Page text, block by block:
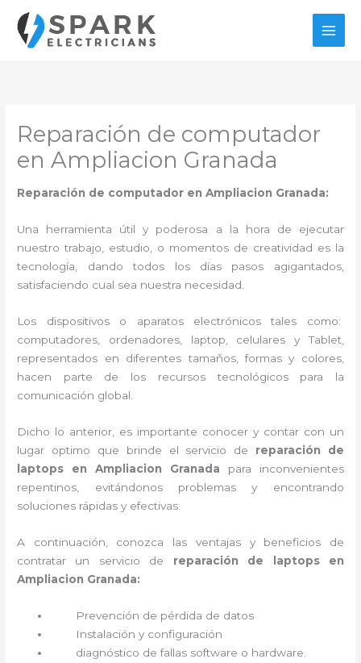
contenido
Reparación de computador
en Ampliacion Granada
Reparación de computador en Ampliacion Granada:
Una herramienta útil y poderosa a la hora de ejecutar
nuestro trabajo, estudio, o momentos de creatividad es la
tecnología, dando todos los días pasos agigantados,
satisfaciendo cual sea nuestra necesidad.
Los dispositivos o aparatos electrónicos tales como:
computadores, ordenadores, laptop, celulares y Tablet,
representados en diferentes tamaños, formas y colores,
hacen parte de los recursos tecnológicos para la
comunicación global.
Dicho lo anterior, es importante conocer y contar con un
lugar optimo que brinde el servicio de reparación de
laptops en Ampliacion Granada para inconvenientes
repentinos, evitándonos problemas y encontrando
soluciones rápidas y efectivas.
A continuación, conozca las ventajas y beneficios de
contratar un servicio de reparación de laptops en
Ampliacion Granada:
Prevención de pérdida de datos
Instalación y configuración
diagnóstico de fallas software o hardware